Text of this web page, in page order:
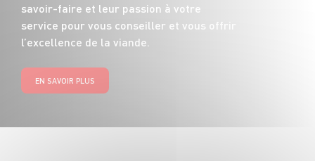
savoir-faire et leur passion à votre
service pour vous conseiller et vous offrir
l’excellence de la viande.
EN SAVOIR PLUS